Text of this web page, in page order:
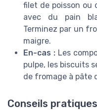
filet de poisson ou
avec du pain
Terminez par un
maigre.
En-cas : Les
pulpe, les biscuits
de fromage à pâte
Conseils